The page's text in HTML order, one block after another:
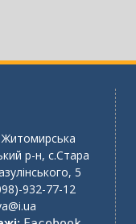
р-н, с.Стара
5
932-77-12